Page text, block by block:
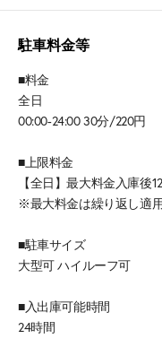
駐車料金等
■料金
全日
00:00-24:00 30分/220円
■上限料金
【全日】最大料金入庫後
※最大料金は繰り返し適用
■駐車サイズ
大型可 ハイルーフ可
■入出庫可能時間
24時間